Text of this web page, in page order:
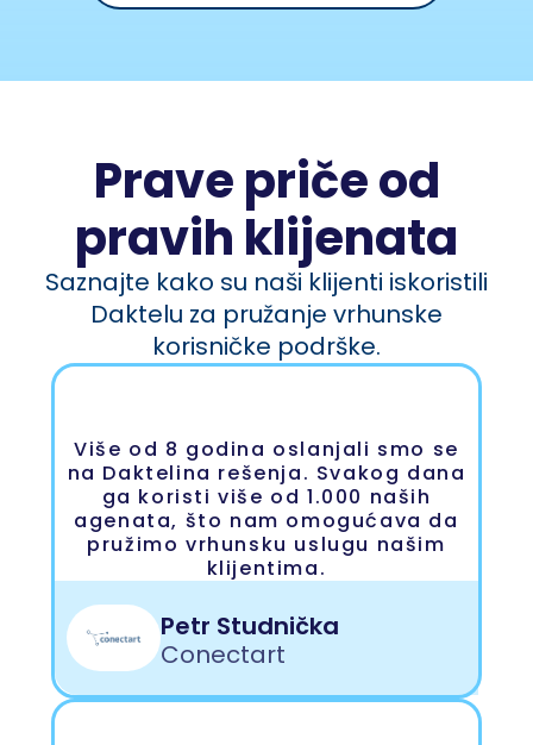
Prave priče od
pravih klijenata
Saznajte kako su naši klijenti iskoristili
Daktelu za pružanje vrhunske
korisničke podrške.
Više od 8 godina oslanjali smo se
na Daktelina rešenja. Svakog dana
ga koristi više od 1.000 naših
agenata, što nam omogućava da
pružimo vrhunsku uslugu našim
klijentima.
Petr Studnička
Conectart